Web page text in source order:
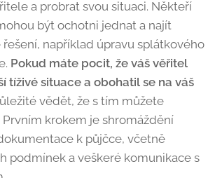
a probrat svou situaci. Někteří
být ochotni jednat a najít
například úpravu splátkového
Pokud máte pocit, že váš věřitel
tíživé situace a obohatil se na váš
vědět, že s tím můžete
Prvním krokem je shromáždění
k půjčce, včetně
podmínek a veškeré komunikace s